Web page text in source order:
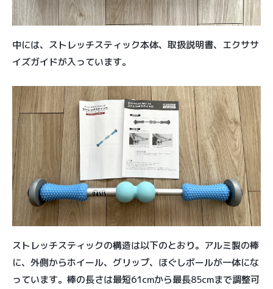
中には、ストレッチスティック本体、取扱説明書、エクササ
イズガイドが入っています。
ストレッチスティックの構造は以下のとおり。アルミ製の棒
に、外側からホイール、グリップ、ほぐしボールが一体にな
っています。棒の長さは最短61cmから最長85cmまで調整可